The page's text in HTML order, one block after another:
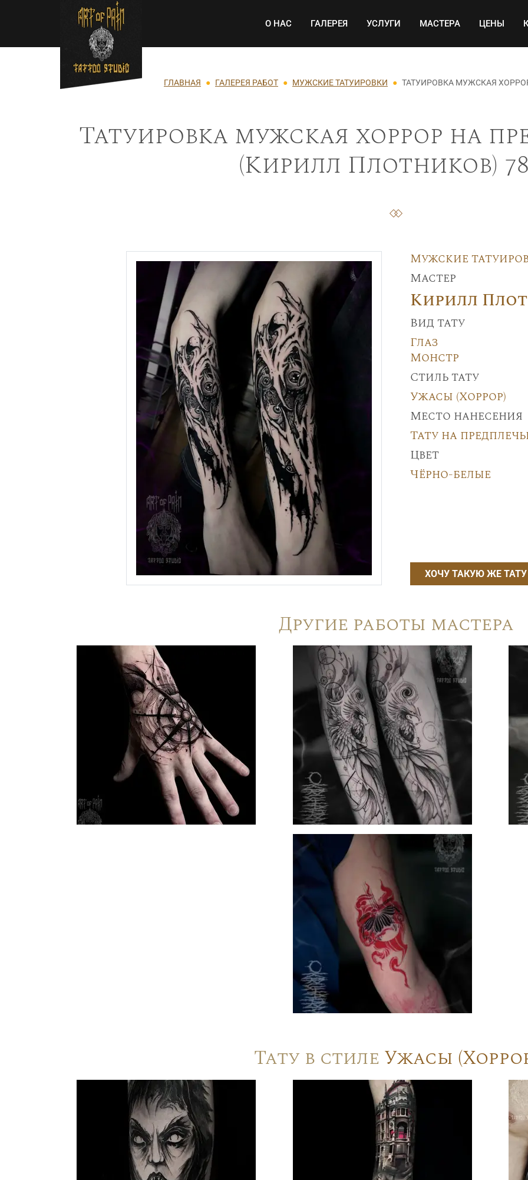
Перейти к основному содержанию Основная навигация
О НАС ГАЛЕРЕЯ УСЛУГИ МАСТЕРА ЦЕНЫ
Строка навигации
ГЛАВНАЯ ГАЛЕРЕЯ РАБОТ МУЖСКИЕ ТАТУИРОВКИ ТАТУИРОВКА МУЖСКАЯ
Татуировка мужская хоррор на
(Кирилл Плотников)
Мужские
Мастер
Кирилл
Вид тату
Глаз
Монстр
Стиль тату
Ужасы (Хоррор)
Место нанесения
Тату на
Цвет
Чёрно-белые
ХОЧУ ТАКУЮ ЖЕ ТАТУ
Другие работы мастера
Тату в стиле Ужасы